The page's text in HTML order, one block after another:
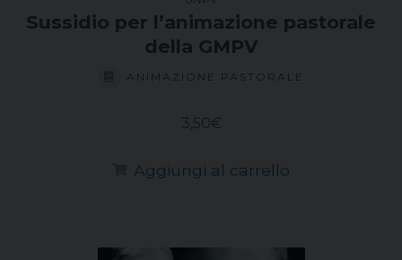
Sussidio per l’animazione pastorale
della GMPV
ANIMAZIONE PASTORALE
3,50€
Aggiungi al carrello